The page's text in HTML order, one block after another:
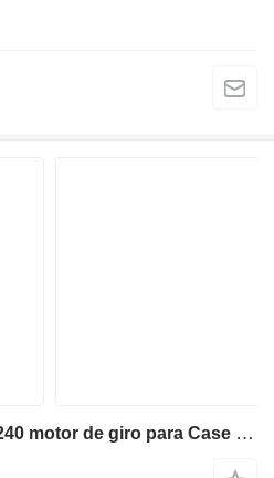
Case KSC10080 KSC10240 motor de giro para Case CX300B CX300C CX300D CX300E CX350B CX350C CX350D CX360B CX370B CX370C CX380C CX380D CX380E CX290B excavadora